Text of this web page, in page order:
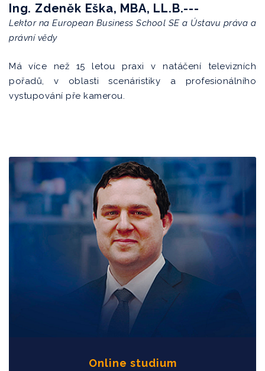
Ing. Zdeněk Eška, MBA, LL.B.---
Lektor na European Business School SE a Ústavu práva a
právní vědy
Má více než 15 letou praxi v natáčení televizních
pořadů, v oblasti scenáristiky a profesionálního
vystupování pře kamerou.
Online studium